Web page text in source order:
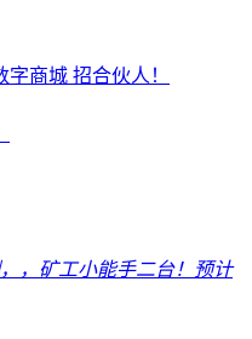
商城 招合伙人！